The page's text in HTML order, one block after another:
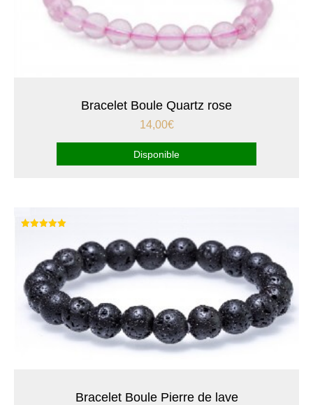
Bracelet Boule Quartz rose
14,00€
Disponible
Bracelet Boule Pierre de lave